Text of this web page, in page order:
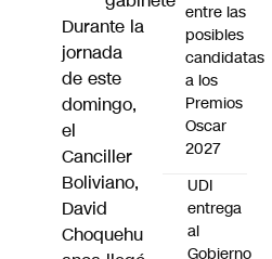
Durante la
jornada
de este
domingo,
el
Canciller
Boliviano,
David
Choquehu
entre las
posibles
candidatas
a los
Premios
Oscar
2027
UDI
entrega
al
Gobierno